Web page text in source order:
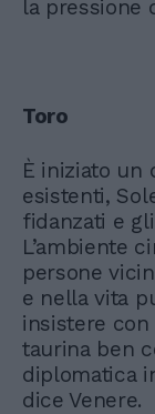
la pressione
Toro
È iniziato un
esistenti,
fidanzati e
L’ambiente
persone
e nella vita
insistere con
taurina ben
diplomatica
dice Venere.